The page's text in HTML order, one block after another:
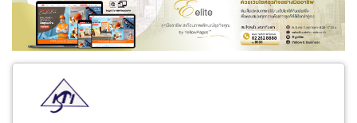
Wholesale Retail Manufacturer
Dealer
Exporter/Importer
Service Business